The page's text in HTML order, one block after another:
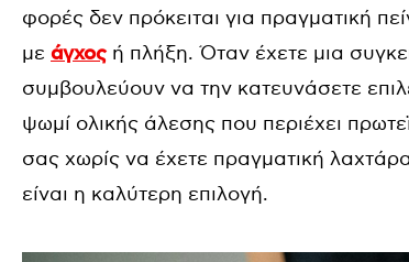
φορές δεν πρόκειται για πραγματική
με άγχος ή πλήξη. Όταν έχετε μια
συμβουλεύουν να την κατευνάσετε
ψωμί ολικής άλεσης που περιέχει
σας χωρίς να έχετε πραγματική
είναι η καλύτερη επιλογή.